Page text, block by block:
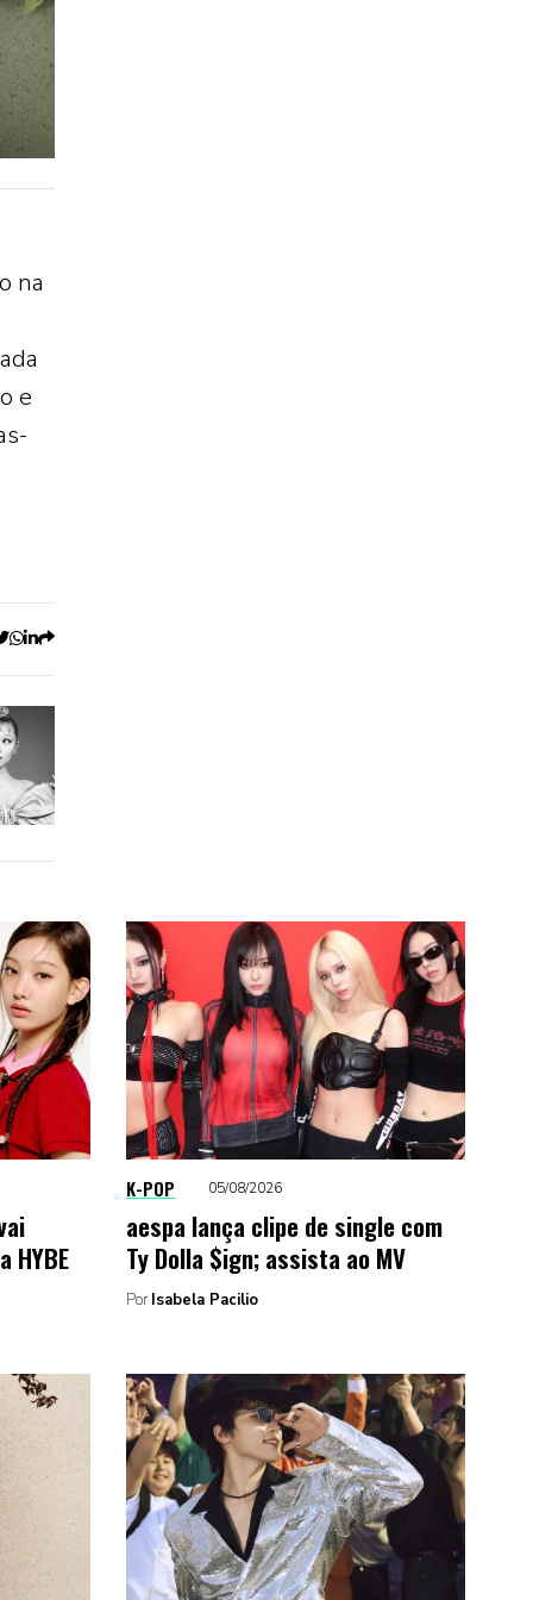
na
e
HYBE
K-POP 05/08/2026
aespa lança clipe de single com
Ty Dolla $ign; assista ao MV
Por Isabela Pacilio